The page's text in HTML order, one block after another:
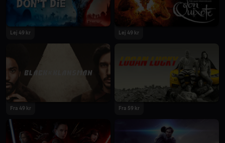
Lej 49 kr Lej 49 kr
Fra 49 kr Fra 59 kr